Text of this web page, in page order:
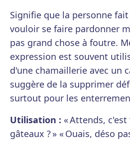
Signifie que la personne
vouloir se faire pardonner
pas grand chose à foutre.
expression est souvent
d'une chamaillerie avec un
suggère de la supprimer
surtout pour les
Utilisation : « Attends,
gâteaux ? » « Ouais, déso